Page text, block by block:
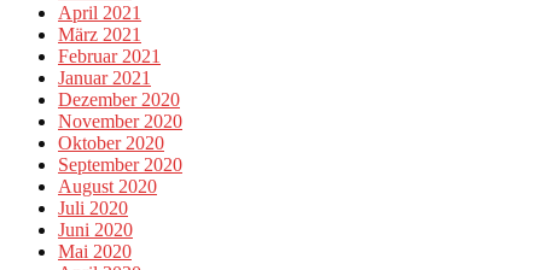
April 2021
März 2021
Februar 2021
Januar 2021
Dezember 2020
November 2020
Oktober 2020
September 2020
August 2020
Juli 2020
Juni 2020
Mai 2020